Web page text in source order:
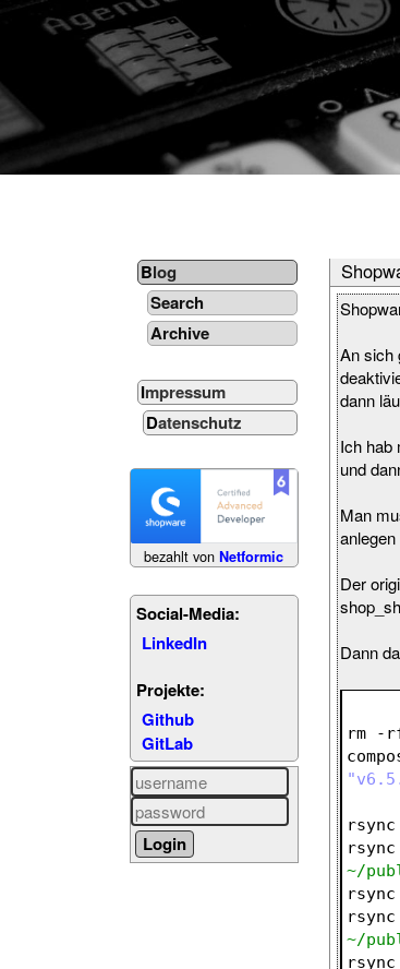
Blog
Search
Archive
Impressum
Datenschutz
bezahlt vonNetformic
Social-Media:
LinkedIn
Projekte:
Github
GitLab
An sich
dann
Ich hab
und
Man
Der
Dann
rm -
~/
~/